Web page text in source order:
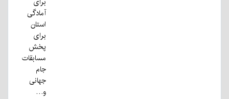
آمادگی
استان
برای
پخش
مسابقات
جام
جهانی
و…